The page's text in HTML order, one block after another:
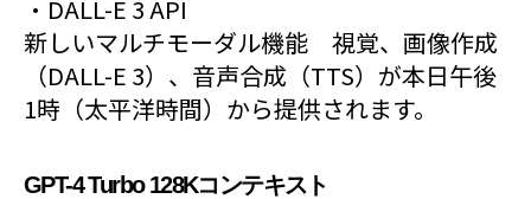
・DALL-E 3 API
新しいマルチモーダル機能 視覚、画像作成
（DALL-E 3）、音声合成（TTS）が本日午後
1時（太平洋時間）から提供されます。
GPT-4 Turbo 128Kコンテキスト